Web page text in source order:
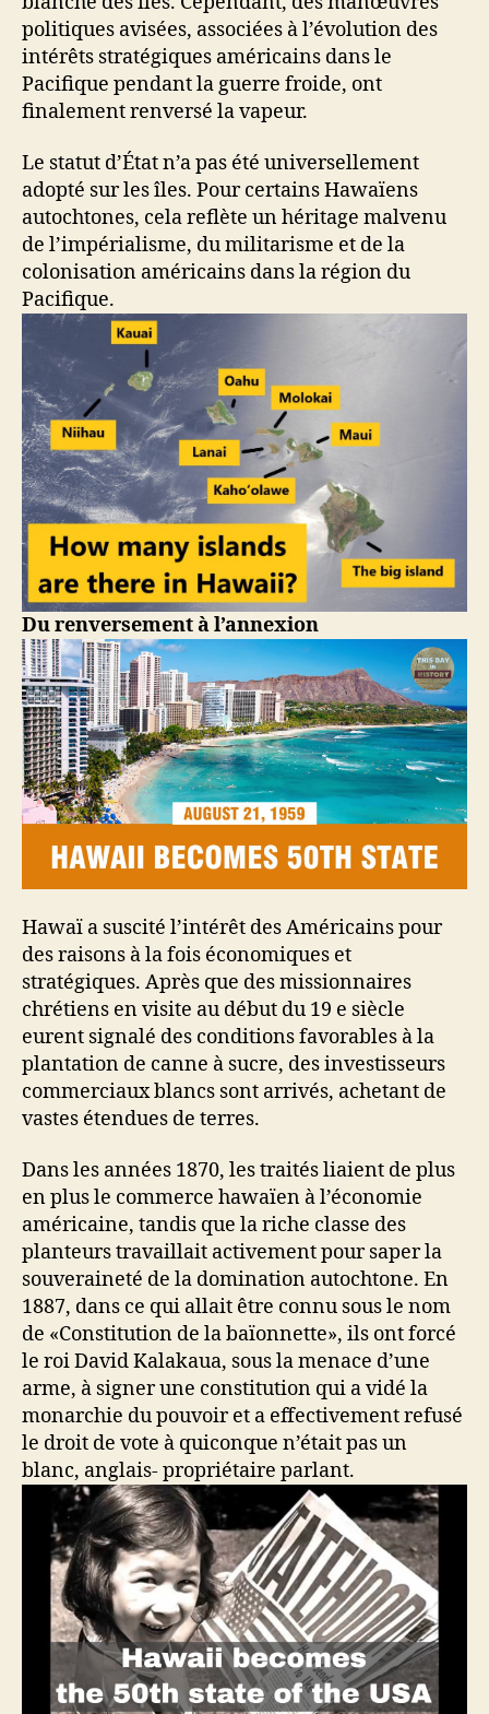
politiques avisées, associées à l’évolution des
intérêts stratégiques américains dans le
Pacifique pendant la guerre froide, ont
finalement renversé la vapeur.
Le statut d’État n’a pas été universellement
adopté sur les îles. Pour certains Hawaïens
autochtones, cela reflète un héritage malvenu
de l’impérialisme, du militarisme et de la
colonisation américains dans la région du
Pacifique.
Du renversement à l’annexion
Hawaï a suscité l’intérêt des Américains pour
des raisons à la fois économiques et
stratégiques. Après que des missionnaires
chrétiens en visite au début du 19 e siècle
eurent signalé des conditions favorables à la
plantation de canne à sucre, des investisseurs
commerciaux blancs sont arrivés, achetant de
vastes étendues de terres.
Dans les années 1870, les traités liaient de plus
en plus le commerce hawaïen à l’économie
américaine, tandis que la riche classe des
planteurs travaillait activement pour saper la
souveraineté de la domination autochtone. En
1887, dans ce qui allait être connu sous le nom
de «Constitution de la baïonnette», ils ont forcé
le roi David Kalakaua, sous la menace d’une
arme, à signer une constitution qui a vidé la
monarchie du pouvoir et a effectivement refusé
le droit de vote à quiconque n’était pas un
blanc, anglais- propriétaire parlant.